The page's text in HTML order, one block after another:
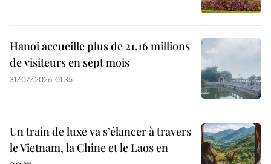
Hanoi accueille plus de 21,16 millions
de visiteurs en sept mois ​
31/07/2026 01:35
Un train de luxe va s’élancer à travers
le Vietnam, la Chine et le Laos en